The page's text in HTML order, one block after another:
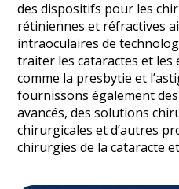
des dispositifs pour les
rétiniennes et réfractives
intraoculaires de
traiter les cataractes et
comme la presbytie et
fournissons également
avancés, des solutions
chirurgicales et d’autres
chirurgies de la cataracte